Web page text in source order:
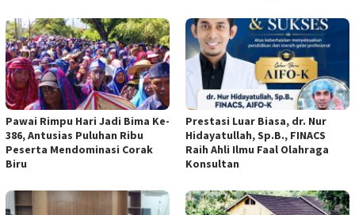
Pawai Rimpu Hari Jadi Bima Ke-
386, Antusias Puluhan Ribu
Peserta Mendominasi Corak
Biru
Prestasi Luar Biasa, dr. Nur
Hidayatullah, Sp.B., FINACS
Raih Ahli Ilmu Faal Olahraga
Konsultan